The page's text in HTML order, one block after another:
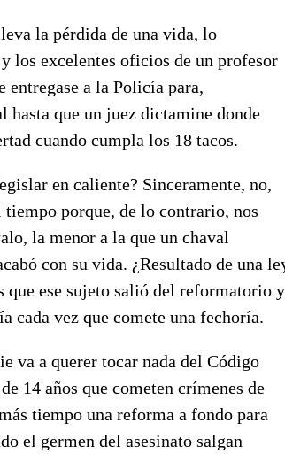
la pérdida de una vida, lo
los excelentes oficios de un profesor
a la Policía para,
hasta que un juez dictamine donde
cuando cumpla los 18 tacos.
en caliente? Sinceramente, no,
tiempo porque, de lo contrario, nos
la menor a la que un chaval
con su vida. ¿Resultado de una
que ese sujeto salió del reformatorio y
cada vez que comete una fechoría.
va a querer tocar nada del Código
14 años que cometen crímenes de
tiempo una reforma a fondo para
el germen del asesinato salgan